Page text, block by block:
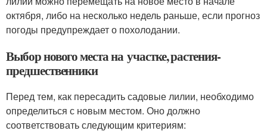
октября, либо на несколько недель раньше, если прогноз
погоды предупреждает о похолодании.
Выбор нового места на участке, растения-
предшественники
Перед тем, как пересадить садовые лилии, необходимо
определиться с новым местом. Оно должно
соответствовать следующим критериям: